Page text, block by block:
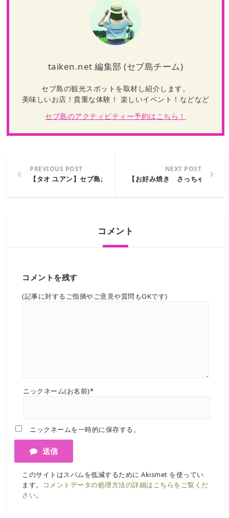
taiken.net 編集部 (セブ島チーム)
セブ島の観光スポットを取材し紹介します。
美味しいお店！貴重な体験！ 楽しいイベント！などなど
セブ島のアクティビティー予約はこちら！
PREVIOUS POST
【タオ ユアン】セブ島おすすめ中華料理レストランシリーズ
NEXT POST
【お好み焼き さっちゃん】セ
コメント
コメントを残す
(記事に対するご指摘やご意見や質問もOKです)
ニックネーム(お名前)*
ニックネームを一時的に保存する。
送信
このサイトはスパムを低減するために Akismet を使ってい
ます。
コメントデータの処理方法の詳細はこちらをご覧くだ
さい。